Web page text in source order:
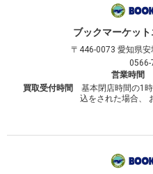
ブックマーケット
〒446-0073 愛知県
0566-
営業時間
買取受付時間
基本閉店時間の1
込をされた場合、